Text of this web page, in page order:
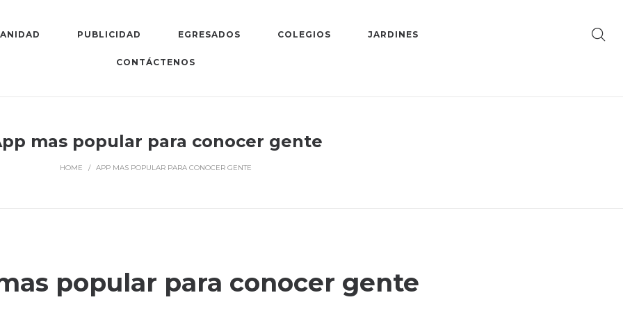
PUBLICIDAD EGRESADOS COLEGIOS JARDINES
CONTÁCTENOS
mas popular para conocer gente
HOME / APP MAS POPULAR PARA CONOCER GENTE
popular para conocer gente